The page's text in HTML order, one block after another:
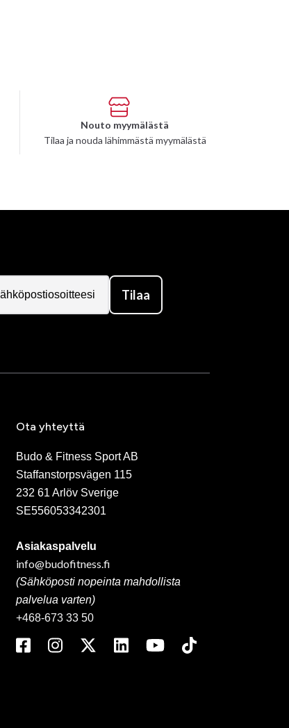
Nouto myymälästä
Tilaa ja nouda lähimmästä myymälästä
Tilaa
Ota yhteyttä
Budo & Fitness Sport AB
Staffanstorpsvägen 115
232 61 Arlöv Sverige
SE556053342301
Asiakaspalvelu
info@budofitness.fi
(Sähköposti nopeinta mahdollista
palvelua varten)
+468-673 33 50